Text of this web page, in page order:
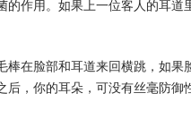
作用。如果上一位客人的耳道
在脸部和耳道来回横跳，如果
，你的耳朵，可没有丝毫防御